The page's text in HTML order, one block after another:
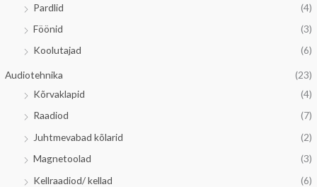
Pardlid
(4)
Föönid
(3)
Koolutajad
(6)
Audiotehnika
(23)
Kõrvaklapid
(4)
Raadiod
(7)
Juhtmevabad kõlarid
(2)
Magnetoolad
(3)
Kellraadiod/ kellad
(6)